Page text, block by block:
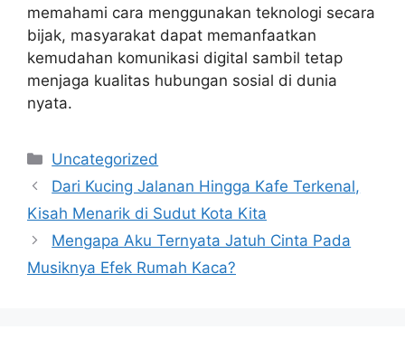
memahami cara menggunakan teknologi secara
bijak, masyarakat dapat memanfaatkan
kemudahan komunikasi digital sambil tetap
menjaga kualitas hubungan sosial di dunia
nyata.
Categories
Uncategorized
Dari Kucing Jalanan Hingga Kafe Terkenal,
Kisah Menarik di Sudut Kota Kita
Mengapa Aku Ternyata Jatuh Cinta Pada
Musiknya Efek Rumah Kaca?